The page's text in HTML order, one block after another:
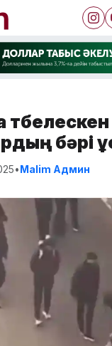
бәрі
•Malim Админ